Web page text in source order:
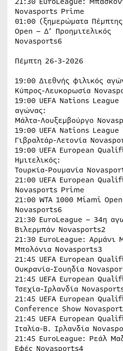
Novasports Prime
01:00 (ξημερώματα
Open – Δ’ Προημιτελικός
Novasports6
Πέμπτη 26-3-2026
19:00 Διεθνής φιλικός
Κύπρος-Λευκορωσία
19:00 UEFA Nations
αγώνας:
Μάλτα-Λουξεμβούργο
19:00 UEFA Nations
Γιβραλτάρ-Λετονία
19:00 UEFA European
Ημιτελικός:
Τουρκία-Ρουμανία
21:00 UEFA European
Novasports Prime
21:00 WTA 1000 Miami
Novasports6
21:30 EuroLeague – 34η
Βιλερμπάν Novasports2
21:30 EuroLeague: Αρμάνι
Μπολόνια Novasports3
21:45 UEFA European
Ουκρανία-Σουηδία
21:45 UEFA European
Τσεχία-Ιρλανδία
21:45 UEFA European
Conference Show
21:45 UEFA European
Ιταλία-Β. Ιρλανδία
21:45 EuroLeague: Ρεάλ
Εφές Novasports4